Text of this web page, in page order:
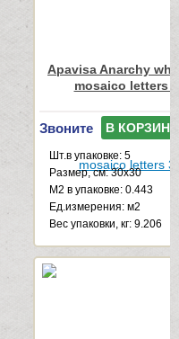
Apavisa Anarchy
mosaico letters
Звоните В КОРЗИНУ
Шт.в упаковке: 5
Размер, см: 30x30
М2 в упаковке: 0.443
Ед.измерения: м2
Веc упаковки, кг: 9.206